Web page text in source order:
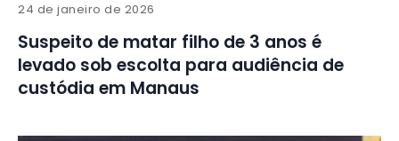
24 de janeiro de 2026
Suspeito de matar filho de 3 anos é
levado sob escolta para audiência de
custódia em Manaus